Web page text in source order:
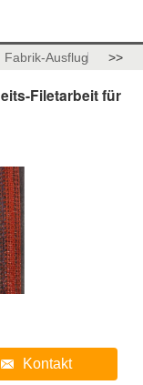
Fabrik-Ausflug >>
Filetarbeit für
Kontakt